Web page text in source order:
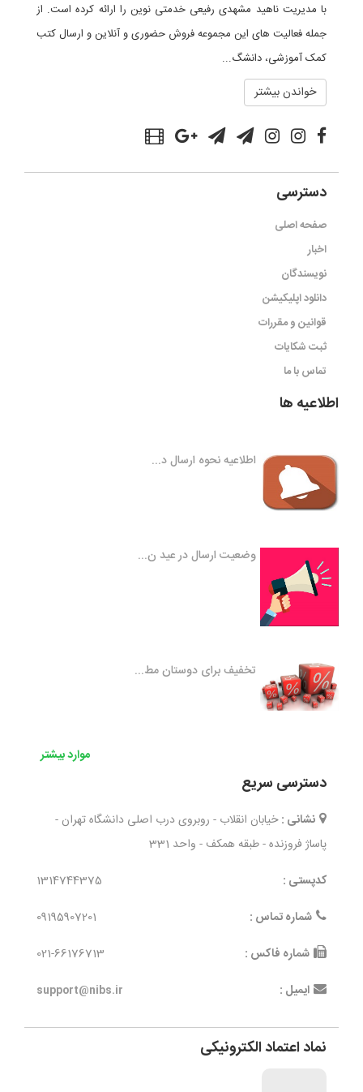
با مدیریت ناهید مشهدی رفیعی خدمتی نوین را ارائه کرده است. از
جمله فعالیت های این مجموعه فروش حضوری و آنلاین و ارسال کتب
کمک آموزشی، دانشگ...
خواندن بیشتر
دسترسی
صفحه اصلی
اخبار
نویسندگان
دانلود اپلیکیشن
قوانین و مقررات
ثبت شکایات
تماس با ما
اطلاعیه ها
اطلاعیه نحوه ارسال د...
وضعیت ارسال در عید ن...
تخفیف برای دوستان مط...
موارد بیشتر
دسترسی سریع
نشانی : خیابان انقلاب - روبروی درب اصلی دانشگاه تهران -
پاساژ فروزنده - طبقه همکف - واحد 331
کدپستی :
1314744375
شماره تماس :
09195907201
شماره فاکس :
021-66176713
ایمیل :
support@nibs.ir
نماد اعتماد الکترونیکی